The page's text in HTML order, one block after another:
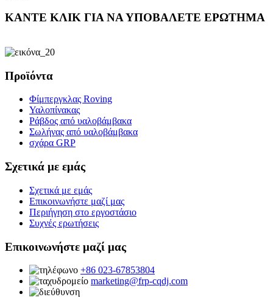
ΚΑΝΤΕ ΚΛΙΚ ΓΙΑ ΝΑ ΥΠΟΒΑΛΕΤΕ ΕΡΩΤΗΜΑ
Προϊόντα
Φίμπεργκλας Roving
Υαλοπίνακας
Ράβδος από υαλοβάμβακα
Σωλήνας από υαλοβάμβακα
σχάρα GRP
Σχετικά με εμάς
Σχετικά με εμάς
Επικοινωνήστε μαζί μας
Περιήγηση στο εργοστάσιο
Συχνές ερωτήσεις
Επικοινωνήστε μαζί μας
+86 023-67853804
marketing@frp-cqdj.com